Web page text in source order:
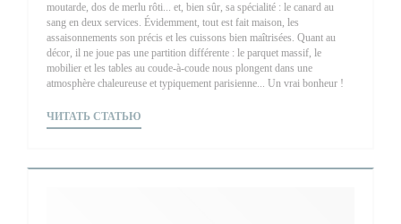
moutarde, dos de merlu rôti... et, bien sûr, sa spécialité : le canard au
sang en deux services. Évidemment, tout est fait maison, les
assaisonnements son précis et les cuissons bien maîtrisées. Quant au
décor, il ne joue pas une partition différente : le parquet massif, le
mobilier et les tables au coude-à-coude nous plongent dans une
atmosphère chaleureuse et typiquement parisienne... Un vrai bonheur !
ЧИТАТЬ СТАТЬЮ